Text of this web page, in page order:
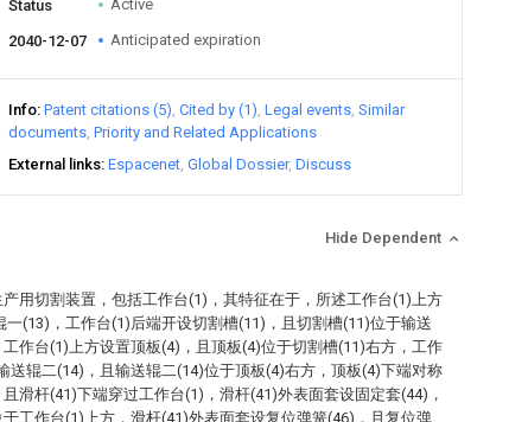
Status Active
2040-12-07 Anticipated expiration
Info Patent citations (5) Cited by (1) Legal events Similar
documents Priority and Related Applications
External links Espacenet Global Dossier Discuss
Hide Dependent
产用切割装置，包括工作台(1)，其特征在于，所述工作台(1)上方
一(13)，工作台(1)后端开设切割槽(11)，且切割槽(11)位于输送
作台(1)上方设置顶板(4)，且顶板(4)位于切割槽(11)右方，工作
送辊二(14)，且输送辊二(14)位于顶板(4)右方，顶板(4)下端对称
滑杆(41)下端穿过工作台(1)，滑杆(41)外表面套设固定套(44)，
于工作台(1)上方，滑杆(41)外表面套设复位弹簧(46)，且复位弹